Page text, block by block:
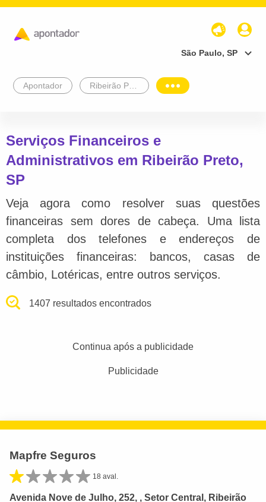
São Paulo, SP
Apontador
Serviços Financeiros e
Administrativos em Ribeirão Preto,
SP
Veja agora como resolver suas questões
financeiras sem dores de cabeça. Uma lista
completa dos telefones e endereços de
instituições financeiras: bancos, casas de
câmbio, Lotéricas, entre outros serviços.
1407 resultados encontrados
Continua após a publicidade
Publicidade
Mapfre Seguros
18 aval.
Avenida Nove de Julho, 252, , Setor Central, Ribeirão